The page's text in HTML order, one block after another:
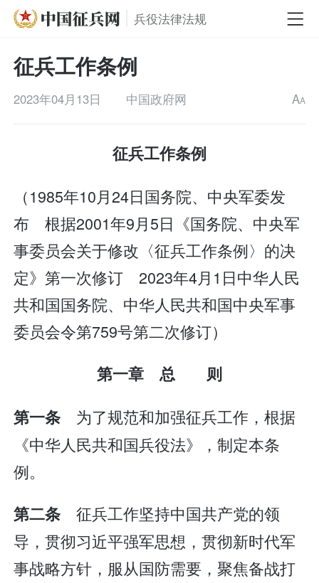
兵役法律法规
征兵工作条例
2023年04月13日 中国政府网 AA
征兵工作条例
（1985年10月24日国务院、中央军委发
布 根据2001年9月5日《国务院、中央军
事委员会关于修改〈征兵工作条例〉的决
定》第一次修订 2023年4月1日中华人民
共和国国务院、中华人民共和国中央军事
委员会令第759号第二次修订）
第一章 总 则
第一条 为了规范和加强征兵工作，根据
《中华人民共和国兵役法》，制定本条
例。
第二条 征兵工作坚持中国共产党的领
导，贯彻习近平强军思想，贯彻新时代军
事战略方针，服从国防需要，聚焦备战打